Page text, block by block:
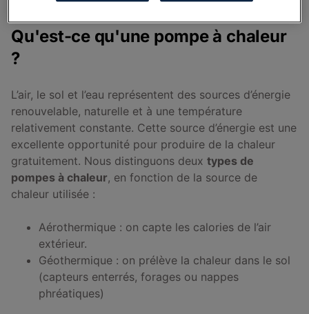
Qu'est-ce qu'une pompe à chaleur
?
L’air, le sol et l’eau représentent des sources d’énergie
renouvelable, naturelle et à une température
relativement constante. Cette source d’énergie est une
excellente opportunité pour produire de la chaleur
gratuitement. Nous distinguons deux types de
pompes à chaleur, en fonction de la source de
chaleur utilisée :
Aérothermique : on capte les calories de l’air
extérieur.
Géothermique : on prélève la chaleur dans le sol
(capteurs enterrés, forages ou nappes
phréatiques)